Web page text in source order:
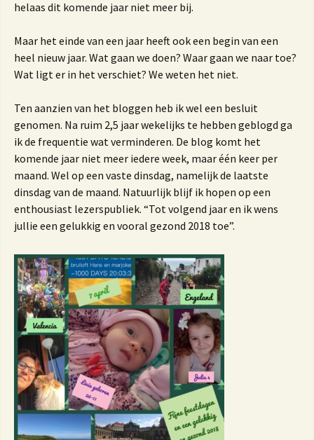
helaas dit komende jaar niet meer bij.
Maar het einde van een jaar heeft ook een begin van een
heel nieuw jaar. Wat gaan we doen? Waar gaan we naar toe?
Wat ligt er in het verschiet? We weten het niet.
Ten aanzien van het bloggen heb ik wel een besluit
genomen. Na ruim 2,5 jaar wekelijks te hebben geblogd ga
ik de frequentie wat verminderen. De blog komt het
komende jaar niet meer iedere week, maar één keer per
maand. Wel op een vaste dinsdag, namelijk de laatste
dinsdag van de maand. Natuurlijk blijf ik hopen op een
enthousiast lezerspubliek. “Tot volgend jaar en ik wens
jullie een gelukkig en vooral gezond 2018 toe”.